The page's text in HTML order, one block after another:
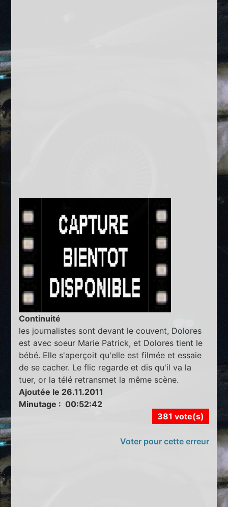
Continuité
les journalistes sont devant le couvent, Dolores
est avec soeur Marie Patrick, et Dolores tient le
bébé. Elle s'aperçoit qu'elle est filmée et essaie
de se cacher. Le flic regarde et dis qu'il va la
tuer, or la télé retransmet la même scène.
Ajoutée le 26.11.2011
Minutage : 00:52:42
381 vote(s)
Voter pour cette erreur